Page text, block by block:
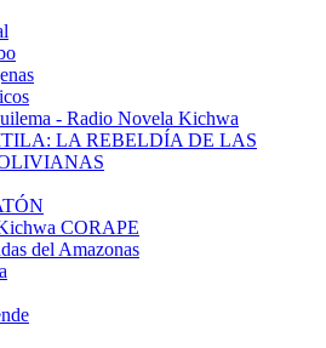
- Radio Novela Kichwa
LA REBELDÍA DE LAS
CORAPE
del Amazonas